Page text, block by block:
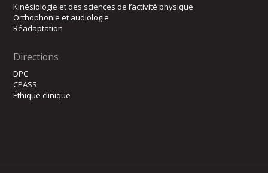
Kinésiologie et des sciences de l’activité physique
Orthophonie et audiologie
Réadaptation
Directions
DPC
CPASS
Éthique clinique